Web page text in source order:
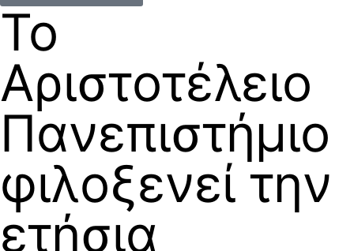
Το
Αριστοτέλειο
Πανεπιστήμιο
φιλοξενεί την
ετήσια